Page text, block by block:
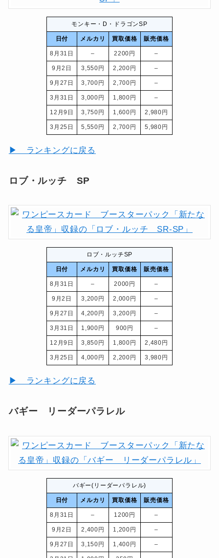
モンキー・D・ドラゴンSP
日付 メルカリ 買取価格 販売価格
8月31日 – 2200円 –
9月2日 3,550円 2,200円 –
9月27日 3,700円 2,700円 –
3月31日 3,000円 1,800円 –
12月9日 3,750円 1,600円 2,980円
3月25日 5,550円 2,700円 5,980円
▶ ランキングに戻る
ロブ・ルッチ SP
ロブ・ルッチSP
日付 メルカリ 買取価格 販売価格
8月31日 – 2000円 –
9月2日 3,200円 2,000円 –
9月27日 4,200円 3,200円 –
3月31日 1,900円 900円 –
12月9日 3,850円 1,800円 2,480円
3月25日 4,000円 2,200円 3,980円
▶ ランキングに戻る
バギー リーダーパラレル
バギー(リーダーパラレル)
日付 メルカリ 買取価格 販売価格
8月31日 – 1200円 –
9月2日 2,400円 1,200円 –
9月27日 3,150円 1,400円 –